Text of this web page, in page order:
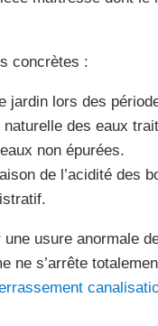
concrètes :
jardin lors des
naturelle des eaux
non épurées.
de l’acidité des
usure anormale
ne s’arrête